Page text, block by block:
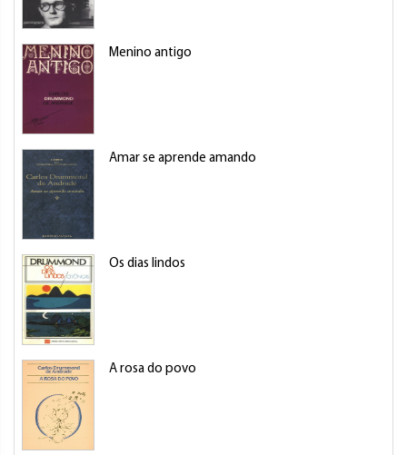
Menino antigo
Amar se aprende amando
Os dias lindos
A rosa do povo